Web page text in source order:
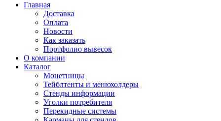
Главная
Доставка
Оплата
Новости
Как заказать
Портфолио вывесок
О компании
Каталог
Монетницы
Тейблтенты и менюхолдеры
Стенды информации
Уголки потребителя
Перекидные системы